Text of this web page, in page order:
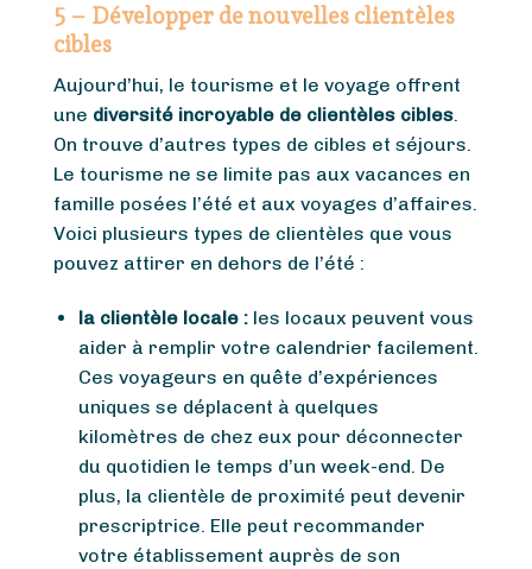
5 – Développer de nouvelles clientèles
cibles
Aujourd’hui, le tourisme et le voyage offrent
une diversité incroyable de clientèles cibles.
On trouve d’autres types de cibles et séjours.
Le tourisme ne se limite pas aux vacances en
famille posées l’été et aux voyages d’affaires.
Voici plusieurs types de clientèles que vous
pouvez attirer en dehors de l’été :
la clientèle locale :les locaux peuvent vous
aider à remplir votre calendrier facilement.
Ces voyageurs en quête d’expériences
uniques se déplacent à quelques
kilomètres de chez eux pour déconnecter
du quotidien le temps d’un week-end. De
plus, la clientèle de proximité peut devenir
prescriptrice. Elle peut recommander
votre établissement auprès de son